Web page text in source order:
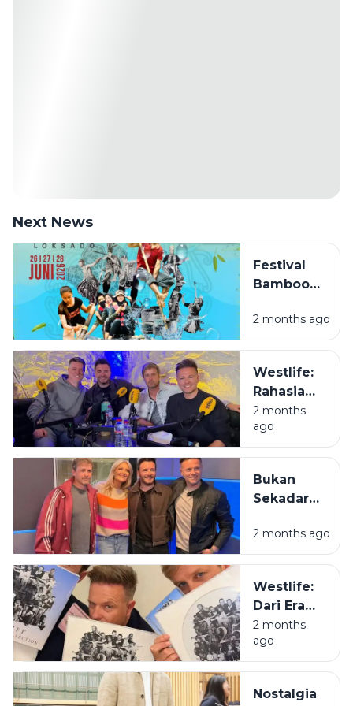
Next News
Festival
Bamboo
Loksado
2026,
Menyusuri
Sungai
Amandit
dengan
Rakit Bambu
di
Pegunungan
2 months ago
Westlife:
Rahasia
Kenapa
Mas-Mas
Irlandia Ini
Juara di
Hati Kita
2 months
ago
Bukan
Sekadar
Westlife
Adalah
Tongkrongan
yang
Menolak
Bubar
2 months ago
Westlife:
Dari Era
Bangku
Lipat ke
Era Bapak-
Estetik
2 months
ago
Nostalgia